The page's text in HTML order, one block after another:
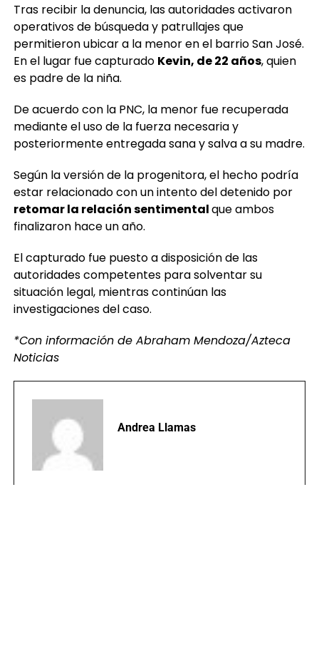
Tras recibir la denuncia, las autoridades activaron
operativos de búsqueda y patrullajes que
permitieron ubicar a la menor en el barrio San José.
En el lugar fue capturado Kevin, de 22 años, quien
es padre de la niña.
De acuerdo con la PNC, la menor fue recuperada
mediante el uso de la fuerza necesaria y
posteriormente entregada sana y salva a su madre.
Según la versión de la progenitora, el hecho podría
estar relacionado con un intento del detenido por
retomar la relación sentimentalque ambos
finalizaron hace un año.
El capturado fue puesto a disposición de las
autoridades competentes para solventar su
situación legal, mientras continúan las
investigaciones del caso.
*Con información de Abraham Mendoza/Azteca
Noticias
Andrea Llamas